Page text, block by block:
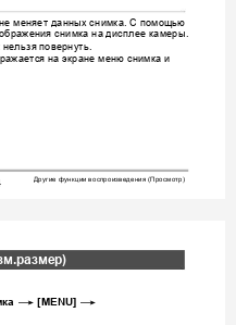
не меняет данных снимка. С помощью
снимка на дисплее камеры.
нельзя повернуть.
на экране меню снимка и
Другие функции воспроизведения (Просмотр)
.размер)
* [MENU] *